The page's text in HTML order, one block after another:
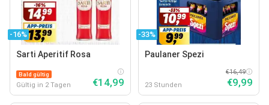
-16%
Sarti Aperitif Rosa
Bald gültig
Gültig in 2 Tagen €14,99
-33%
Paulaner Spezi
23 Stunden
€16,49
€9,99